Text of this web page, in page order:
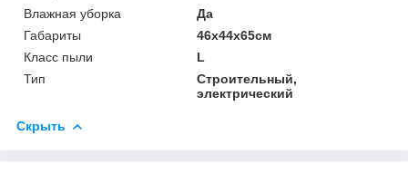
Влажная уборка
Да
Габариты
46x44x65см
Класс пыли
L
Тип
Строительный,
электрический
Скрыть